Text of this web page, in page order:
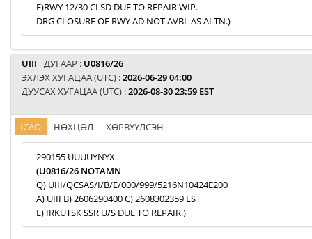
E)RWY 12/30 CLSD DUE TO REPAIR WIP.
DRG CLOSURE OF RWY AD NOT AVBL AS ALTN.)
UIII ДУГААР : U0816/26
ЭХЛЭХ ХУГАЦАА (UTC) :2026-06-29 04:00
ДУУСАХ ХУГАЦАА (UTC) :2026-08-30 23:59 EST
ICAO НӨХЦӨЛ ХӨРВҮҮЛСЭН
290155 UUUUYNYX
(U0816/26 NOTAMN
Q) UIII/QCSAS/I/B/E/000/999/5216N10424E200
A) UIII B) 2606290400 C) 2608302359 EST
E) IRKUTSK SSR U/S DUE TO REPAIR.)